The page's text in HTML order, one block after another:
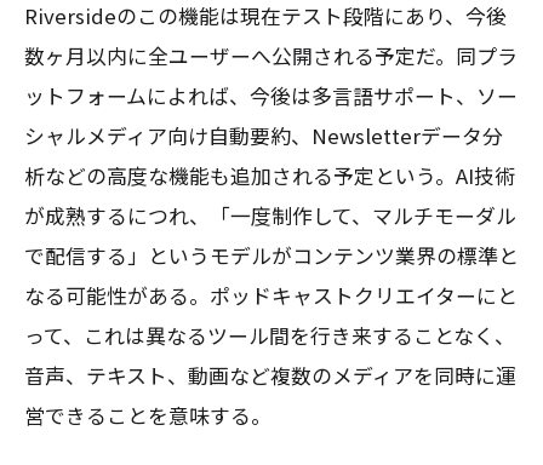
Riversideのこの機能は現在テスト段階にあり、今後
数ヶ月以内に全ユーザーへ公開される予定だ。同プラ
ットフォームによれば、今後は多言語サポート、ソー
シャルメディア向け自動要約、Newsletterデータ分
析などの高度な機能も追加される予定という。AI技術
が成熟するにつれ、「一度制作して、マルチモーダル
で配信する」というモデルがコンテンツ業界の標準と
なる可能性がある。ポッドキャストクリエイターにと
って、これは異なるツール間を行き来することなく、
音声、テキスト、動画など複数のメディアを同時に運
営できることを意味する。